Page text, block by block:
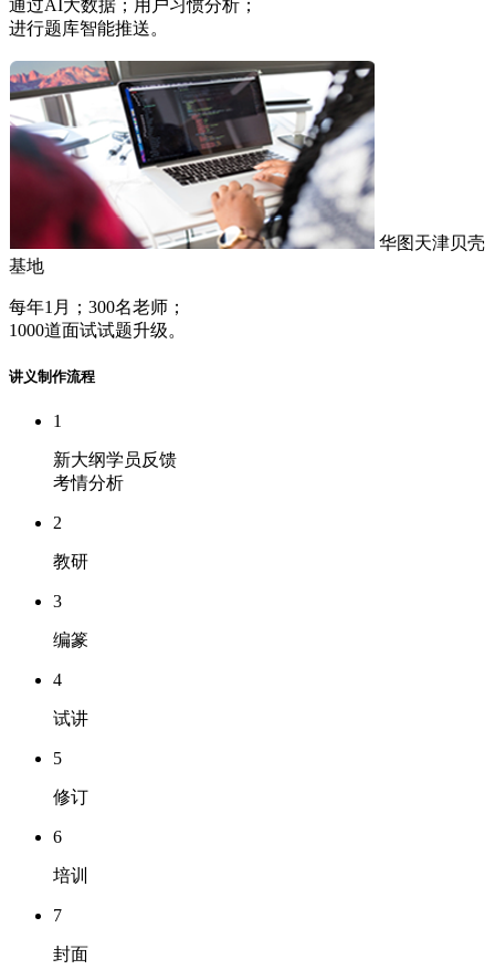
通过AI大数据；用户习惯分析；
进行题库智能推送。
华图天津贝壳
基地
每年1月；300名老师；
1000道面试试题升级。
讲义制作流程
1
新大纲学员反馈
考情分析
2
教研
3
编篆
4
试讲
5
修订
6
培训
7
封面